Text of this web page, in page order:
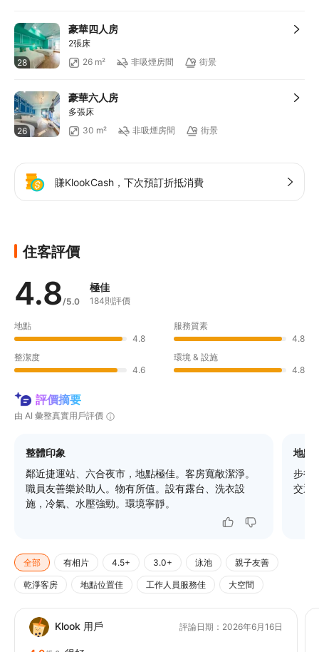
28
豪華四人房
2張床
26 m²
非吸煙房間 街景
26
豪華六人房
多張床
30 m²
非吸煙房間 街景
賺KlookCash，下次預訂折抵消費
住客評價
4.8/5.0
極佳
184則評價
地點
4.8
服務質素
4.8
整潔度
4.6
環境 & 設施
4.8
評價摘要
由 AI 彙整真實用戶評價
整體印象
鄰近捷運站、六合夜市，地點極佳。客房寬敞潔淨。
職員友善樂於助人。物有所值。設有露台、洗衣設
施，冷氣、水壓強勁。環境寧靜。
地點
步行
交通
全部 有相片 4.5+ 3.0+ 泳池 親子友善
乾淨客房 地點位置佳 工作人員服務佳 大空間
Klook 用戶 評論日期：2026年6月16日